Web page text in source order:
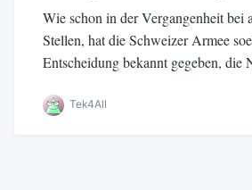
Wie schon in der Vergangenheit bei
Stellen, hat die Schweizer Armee
Entscheidung bekannt gegeben,
Tek4All